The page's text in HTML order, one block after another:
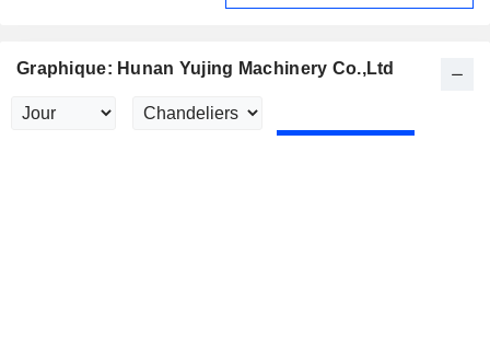
Graphique: Hunan Yujing Machinery Co.,Ltd